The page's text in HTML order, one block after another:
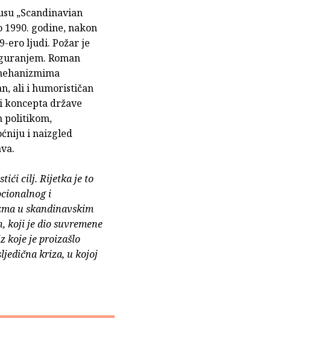
„Scandinavian
godine, nakon
ero ljudi. Požar je
Roman
ali i humorističan
države
politikom,
i naizgled
cilj. Rijetka je to
i
u skandinavskim
koji je dio suvremene
koje je proizašlo
kriza, u kojoj